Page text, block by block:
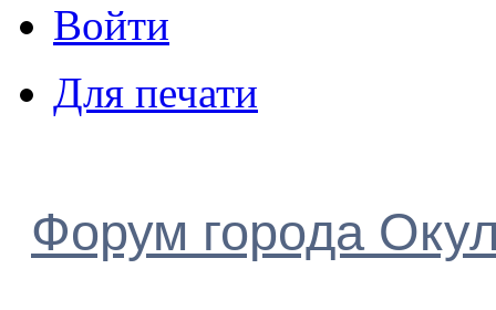
Войти
Для печати
Форум города